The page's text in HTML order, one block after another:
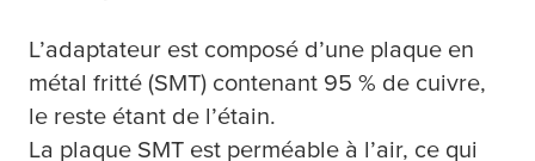
L’adaptateur est composé d’une plaque en
métal fritté (SMT) contenant 95 % de cuivre,
le reste étant de l’étain.
La plaque SMT est perméable à l’air, ce qui